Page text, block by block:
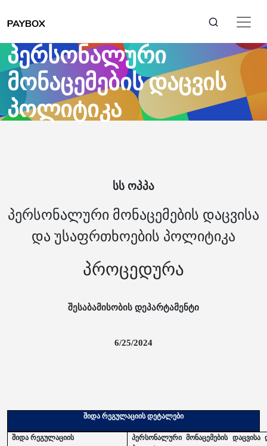
პერსონალური
მონაცემების დაცვის
პოლიტიკა
სს ოპპა
პერსონალური მონაცემების დაცვისა
და უსაფრთხოების პოლიტიკა
პროცედურა
შესაბამისობის დეპარტამენტი
6/25/2024
შიდა რეგულაციის დეტალები
შიდა რეგულაციის
პერსონალური მონაცემების დაცვისა